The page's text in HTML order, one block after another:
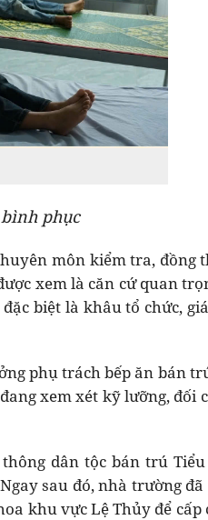
phục
môn kiểm tra, đồng
xem là căn cứ quan
biệt là khâu tổ chức,
phụ trách bếp ăn bán
xem xét kỹ lưỡng, đối
dân tộc bán trú
sau đó, nhà trường
khu vực Lệ Thủy để cấp